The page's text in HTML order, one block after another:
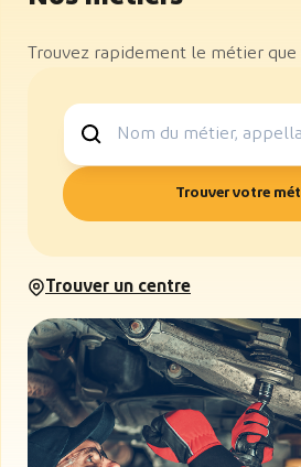
Trouvez rapidement le métier
Nom du métier
Trouver votre
Trouver un centre